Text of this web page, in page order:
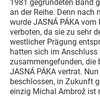
1981 gegründeten Band
an der Reihe. Denn nach
wurde JASNÁ PÁKA
verboten, da sie zu sehr
westlicher Prägung
hatten sich im Anschluss
zusammengefunden, die
JASNÁ PÁKA vertrat.
beschlossen, in Zukunft
einzig Michal Ambrož ist